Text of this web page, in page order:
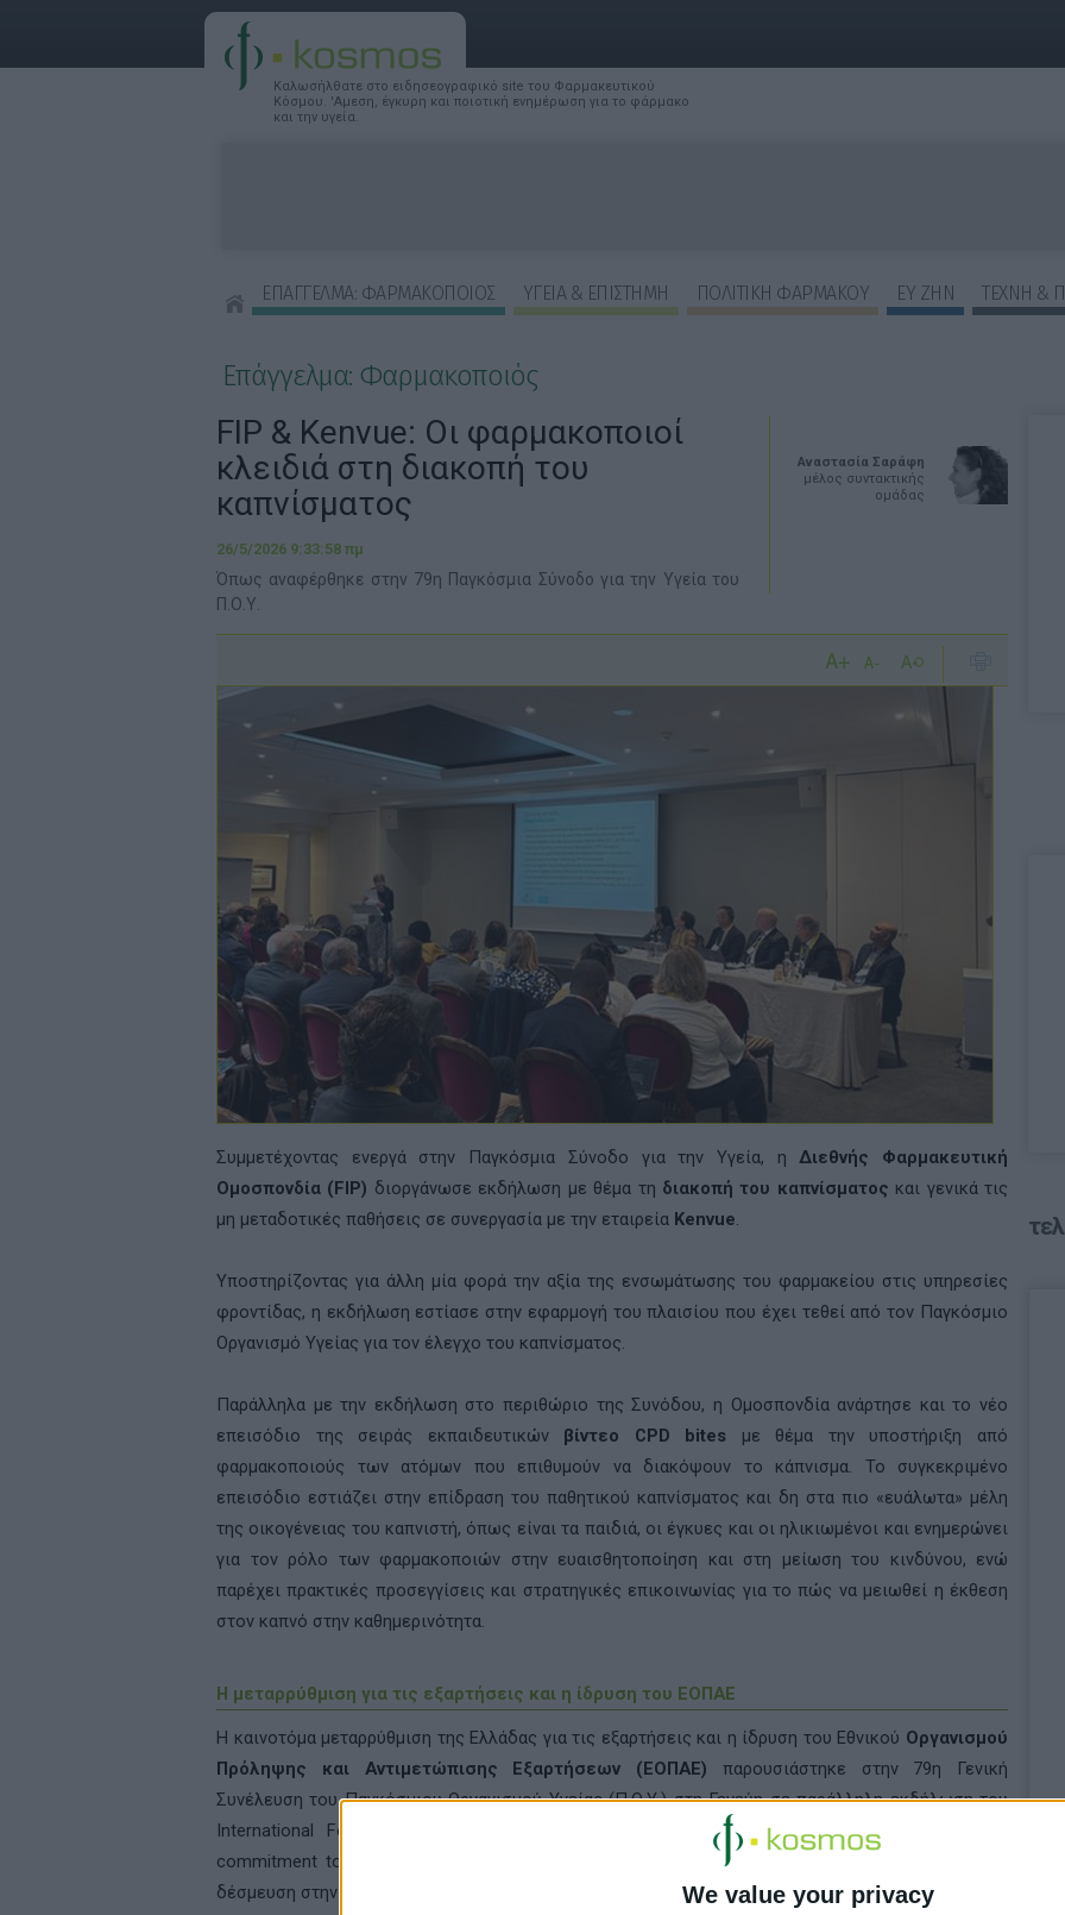
We value your privacy
Καλωσήλθατε στο ειδησεογραφικό site του Φαρμακευτικού
Κόσμου. 'Αμεση, έγκυρη και ποιοτική ενημέρωση για το φάρμακο
και την υγεία.
ΕΠΑΓΓΕΛΜΑ: ΦΑΡΜΑΚΟΠΟΙΟΣ ΥΓΕΙΑ & ΕΠΙΣΤΗΜΗ ΠΟΛΙΤΙΚΗ ΦΑΡΜΑΚΟΥ ΕΥ ΖΗΝ
ΤΕΧΝΗ &
Επάγγελμα: Φαρμακοποιός
Αναστασία Σαράφη
μέλος συντακτικής
ομάδας
FIP & Kenvue: Οι φαρμακοποιοί
κλειδιά στη διακοπή του
καπνίσματος
26/5/2026 9:33:58 πμ
Όπως αναφέρθηκε στην 79η Παγκόσμια Σύνοδο για την Υγεία του
Π.Ο.Υ.
Συμμετέχοντας ενεργά στην Παγκόσμια Σύνοδο για την Υγεία, ηΔιεθνής Φαρμακευτική
Ομοσπονδία (FIP) διοργάνωσε εκδήλωση με θέμα τη διακοπή του καπνίσματος και γενικά τις
μη μεταδοτικές παθήσεις σε συνεργασία με την εταιρεία Kenvue.
Υποστηρίζοντας για άλλη μία φορά την αξία της ενσωμάτωσης του φαρμακείου στις υπηρεσίες
φροντίδας, η εκδήλωση εστίασε στην εφαρμογή του πλαισίου που έχει τεθεί από τον Παγκόσμιο
Οργανισμό Υγείας για τον έλεγχο του καπνίσματος.
Παράλληλα με την εκδήλωση στο περιθώριο της Συνόδου, η Ομοσπονδία ανάρτησε και το νέο
επεισόδιο της σειράς εκπαιδευτικών βίντεο CPD bites με θέμα την υποστήριξη από
φαρμακοποιούς των ατόμων που επιθυμούν να διακόψουν το κάπνισμα. Το συγκεκριμένο
επεισόδιο εστιάζει στην επίδραση του παθητικού καπνίσματος και δη στα πιο «ευάλωτα» μέλη
της οικογένειας του καπνιστή, όπως είναι τα παιδιά, οι έγκυες και οι ηλικιωμένοι και ενημερώνει
για τον ρόλο των φαρμακοποιών στην ευαισθητοποίηση και στη μείωση του κινδύνου, ενώ
παρέχει πρακτικές προσεγγίσεις και στρατηγικές επικοινωνίας για το πώς να μειωθεί η έκθεση
στον καπνό στην καθημερινότητα.
Η μεταρρύθμιση για τις εξαρτήσεις και η ίδρυση του ΕΟΠΑΕ
Η καινοτόμα μεταρρύθμιση της Ελλάδας για τις εξαρτήσεις και η ίδρυση του Εθνικού Οργανισμού
Πρόληψης και Αντιμετώπισης Εξαρτήσεων (ΕΟΠΑΕ) παρουσιάστηκε στην 79η Γενική
Συνέλευση του Παγκόσμιου Οργανισμού Υγείας (Π.Ο.Υ.) στη Γενεύη σε παράλληλη εκδήλωση του
International Federation of Red Cross and Red Crescent Societies (IFRC) με τίτλο: «From
commitment to coverage: Integrating Substance Use into Universal Health Coverage» - «Από τη
δέσμευση στην κάλυψη: Ενσωματώνοντας την χρήση ουσιών στην Καθολική Υγειονομική Κάλυψη».